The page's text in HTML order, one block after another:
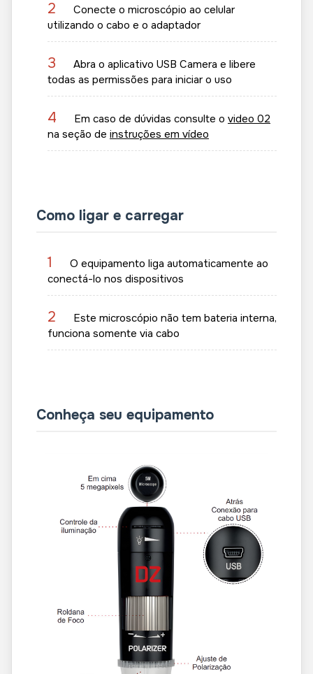
2
Conecte o microscópio ao celular
utilizando o cabo e o adaptador
3
Abra o aplicativo USB Camera e libere
todas as permissões para iniciar o uso
4 Em caso de dúvidas consulte o video 02
na seção de instruções em vídeo
Como ligar e carregar
1
O equipamento liga automaticamente ao
conectá-lo nos dispositivos
2
Este microscópio não tem bateria interna,
funciona somente via cabo
Conheça seu equipamento